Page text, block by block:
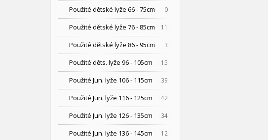
Použité dětské lyže 66 - 75cm 0
Použité dětské lyže 76 - 85cm 11
Použité dětské lyže 86 - 95cm 3
Použité děts. lyže 96 - 105cm 15
Použité Jun. lyže 106 - 115cm 39
Použité Jun. lyže 116 - 125cm 42
Použité Jun. lyže 126 - 135cm 34
Použité Jun. lyže 136 - 145cm 12